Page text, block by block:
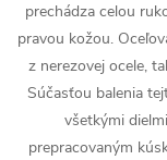
prechádza celou
pravou kožou.
z nerezovej ocele,
Súčasťou balenia
všetkými
prepracovaným